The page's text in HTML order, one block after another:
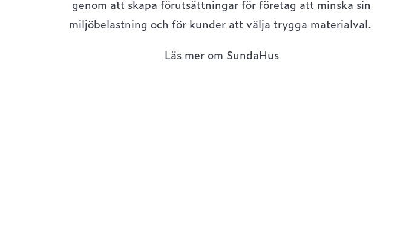
genom att skapa förutsättningar för företag att minska sin
miljöbelastning och för kunder att välja trygga materialval.
Läs mer om SundaHus